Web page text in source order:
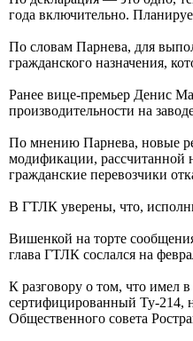
года включительно.
По словам Парнева, для
гражданского назначения,
Ранее вице-премьер Денис
производительности на
По мнению Парнева, новые
модификации, рассчитанной
гражданские перевозчики
В ГТЛК уверены, что,
Вишенкой на торте
глава ГТЛК сослался на
К разговору о том, что имел
сертифицированный Ту-214,
Общественного совета